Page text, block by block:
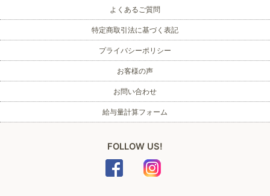
よくあるご質問
特定商取引法に基づく表記
プライバシーポリシー
お客様の声
お問い合わせ
給与量計算フォーム
FOLLOW US!